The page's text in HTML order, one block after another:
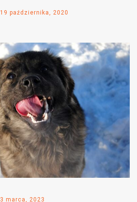
19 października, 2020
3 marca, 2023